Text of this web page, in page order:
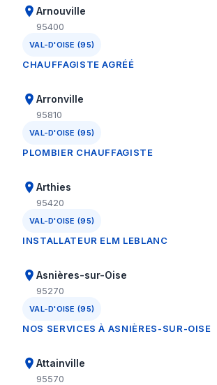
Arnouville
95400
VAL-D'OISE (95)
CHAUFFAGISTE AGRÉÉ
Arronville
95810
VAL-D'OISE (95)
PLOMBIER CHAUFFAGISTE
Arthies
95420
VAL-D'OISE (95)
INSTALLATEUR ELM LEBLANC
Asnières-sur-Oise
95270
VAL-D'OISE (95)
NOS SERVICES À ASNIÈRES-SUR-OISE
Attainville
95570